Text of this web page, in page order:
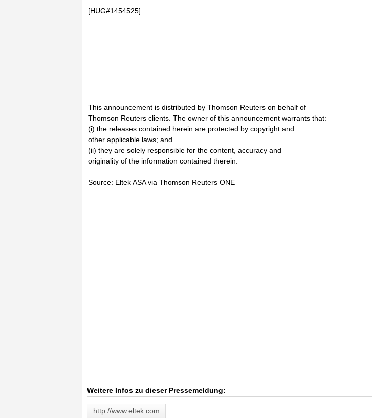
[HUG#1454525]
This announcement is distributed by Thomson Reuters on behalf of
Thomson Reuters clients. The owner of this announcement warrants that:
(i) the releases contained herein are protected by copyright and
other applicable laws; and
(ii) they are solely responsible for the content, accuracy and
originality of the information contained therein.
Source: Eltek ASA via Thomson Reuters ONE
Weitere Infos zu dieser Pressemeldung:
http://www.eltek.com